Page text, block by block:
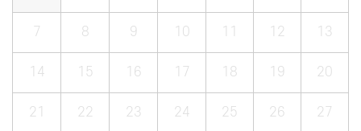
7 8 9 10 11 12 13
14 15 16 17 18 19 20
21 22 23 24 25 26 27